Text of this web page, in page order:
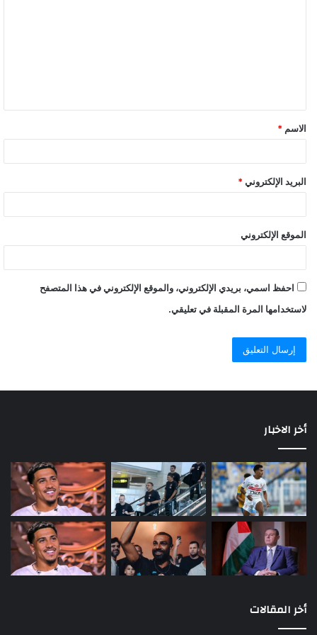
الاسم *
البريد الإلكتروني *
الموقع الإلكتروني
احفظ اسمي، بريدي الإلكتروني، والموقع الإلكتروني في هذا المتصفح
لاستخدامها المرة المقبلة في تعليقي.
أخر الاخبار
أخر المقالات